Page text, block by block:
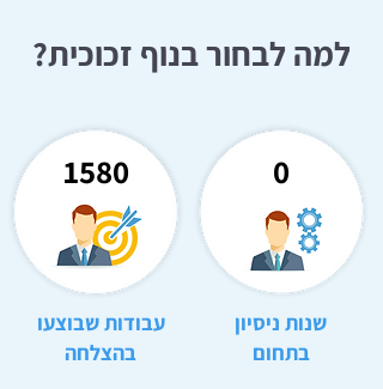
למה לבחור בנוף זכוכית?
0
1580
עבודות שבוצעו
בהצלחה
שנות ניסיון
בתחום